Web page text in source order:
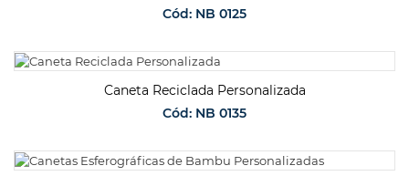
Cód: NB 0125
SOLICITAR ORÇAMENTO
Caneta Reciclada Personalizada
Cód: NB 0135
SOLICITAR ORÇAMENTO